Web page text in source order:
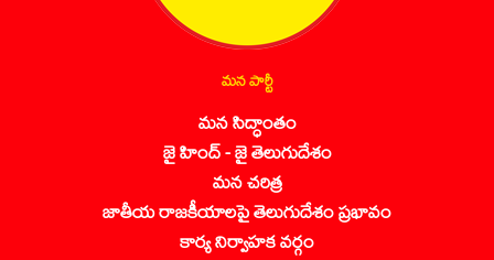
మన పార్టీ
మన సిద్ధాంతం
జై హింద్ - జై తెలుగుదేశం
మన చరిత్ర
జాతీయ రాజకీయాలపై తెలుగుదేశం ప్రభావం
కార్య నిర్వాహక వర్గం